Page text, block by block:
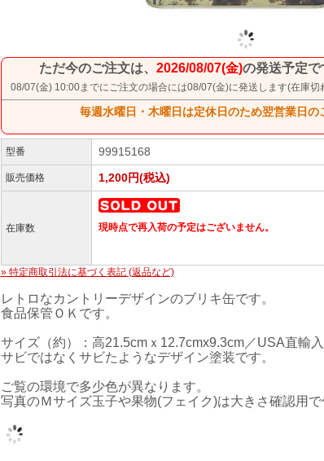
ただ今のご注文は、 2026/08/07(金)の発送予定
08/07(金) 10:00までにご注文の場合には08/07(金)に発送します(在庫
毎週水曜日・木曜日は定休日のため翌営業日の
型番 99915168
販売価格 1,200円(税込)
在庫数 現時点で再入荷の予定はございません。
» 特定商取引法に基づく表記 (返品など)
レトロなカントリーデザインのブリキ缶です。
食品保管ＯＫです。
サイズ（約）：高21.5cmｘ12.7cmx9.3cm／USA直輸
サビではなくサビたようなデザイン塗装です。
ご覧の環境で多少色が異なります。
写真のＭサイズ玉子や果物(フェイク)は大きさ確認用で